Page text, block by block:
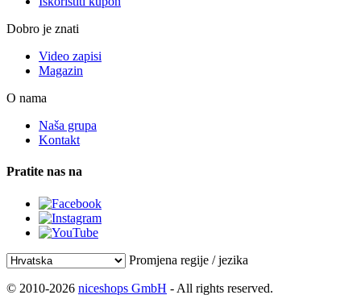
Dobro je znati
Video zapisi
Magazin
O nama
Naša grupa
Kontakt
Pratite nas na
Promjena regije / jezika
© 2010-2026 niceshops GmbH - All rights reserved.